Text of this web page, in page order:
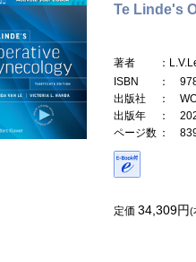
Te Linde's
著者
：
ISBN
：
出版社
：
出版年
：
ページ数 ：
定価 34,309円(